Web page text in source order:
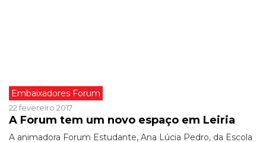
Embaixadores Forum
22 fevereiro 2017
A Forum tem um novo espaço em Leiria
A animadora Forum Estudante, Ana Lúcia Pedro, da Escola